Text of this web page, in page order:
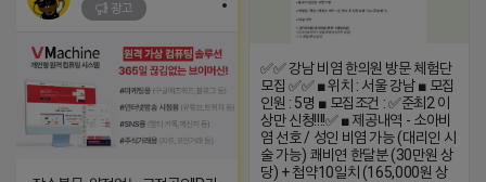
✅✅ 강남 비염 한의원 방문 체험단
모집 ✅✅ ■ 위치 : 서울 강남 ■ 모집
인원 : 5명 ■ 모집조건 : ✅️준최2 이
상만 신청!!!!✅️ ■ 제공내역 - 소아비
염 선호 / 성인 비염 가능 (대리인 시
술 가능) 쾌비연 한달분 (30만원 상
당) + 첩약10일치 (165,000원 상
광고